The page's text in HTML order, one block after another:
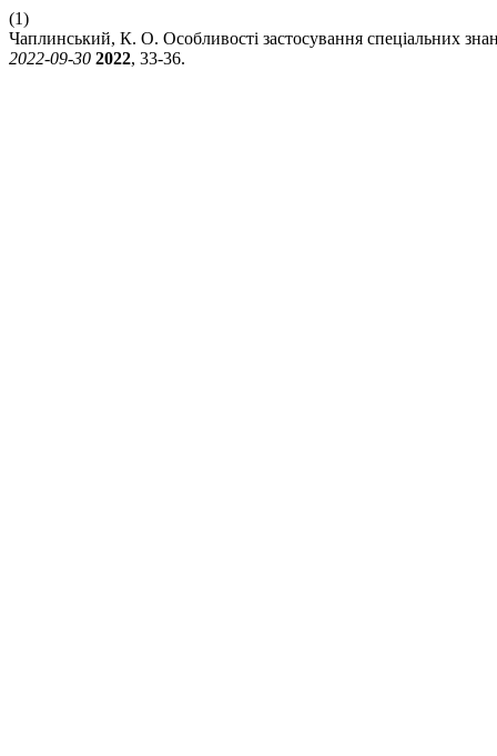
(1)
Чаплинський, К. О. Особливості застосування спеціальних
2022-09-30 2022, 33-36.